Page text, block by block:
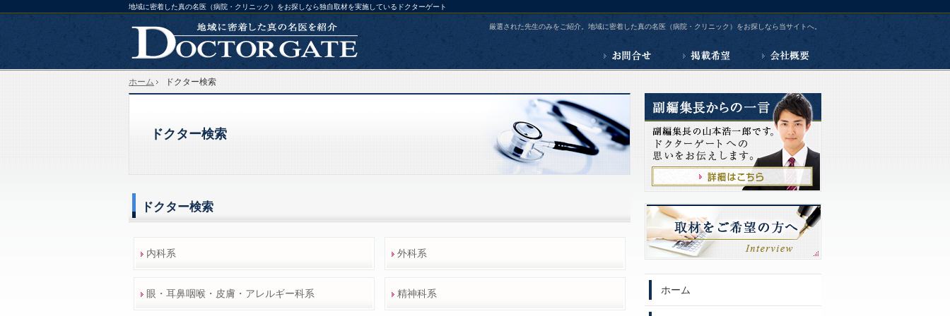
ホーム ドクター検索
ドクター検索
厳選された先生のみをご紹介。地域に密着した真の名医（病院・クリニック）をお探しなら当サイトへ。
地域に密着した真の名医（病院・クリニック）をお探しなら独自取材を実施しているドクターゲート
ドクター検索
内科系 外科系
眼・耳鼻咽喉・皮膚・アレルギー科系 精神科系 ホーム
お問合せ 掲載希望 会社概要